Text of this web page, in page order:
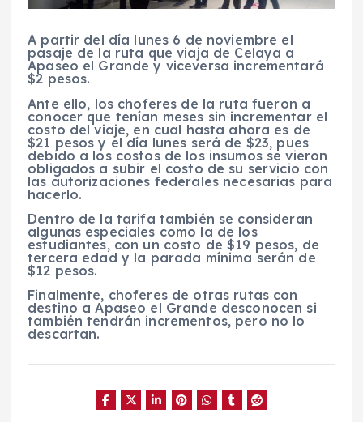
A partir del día lunes 6 de noviembre el
pasaje de la ruta que viaja de Celaya a
Apaseo el Grande y viceversa incrementará
$2 pesos.
Ante ello, los choferes de la ruta fueron a
conocer que tenían meses sin incrementar el
costo del viaje, en cual hasta ahora es de
$21 pesos y el día lunes será de $23, pues
debido a los costos de los insumos se vieron
obligados a subir el costo de su servicio con
las autorizaciones federales necesarias para
hacerlo.
Dentro de la tarifa también se consideran
algunas especiales como la de los
estudiantes, con un costo de $19 pesos, de
tercera edad y la parada mínima serán de
$12 pesos.
Finalmente, choferes de otras rutas con
destino a Apaseo el Grande desconocen si
también tendrán incrementos, pero no lo
descartan.